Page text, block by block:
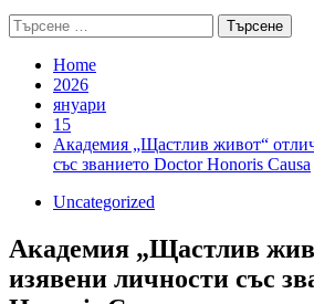
Търсене
за:
Home
2026
януари
15
Академия „Щастлив живот“
със званието Doctor Honoris Causa
Uncategorized
Академия „Щастлив
изявени личности със